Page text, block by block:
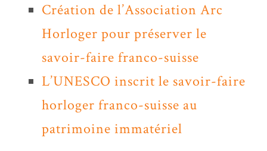
Création de l’Association Arc
Horloger pour préserver le
savoir-faire franco-suisse
L’UNESCO inscrit le savoir-faire
horloger franco-suisse au
patrimoine immatériel